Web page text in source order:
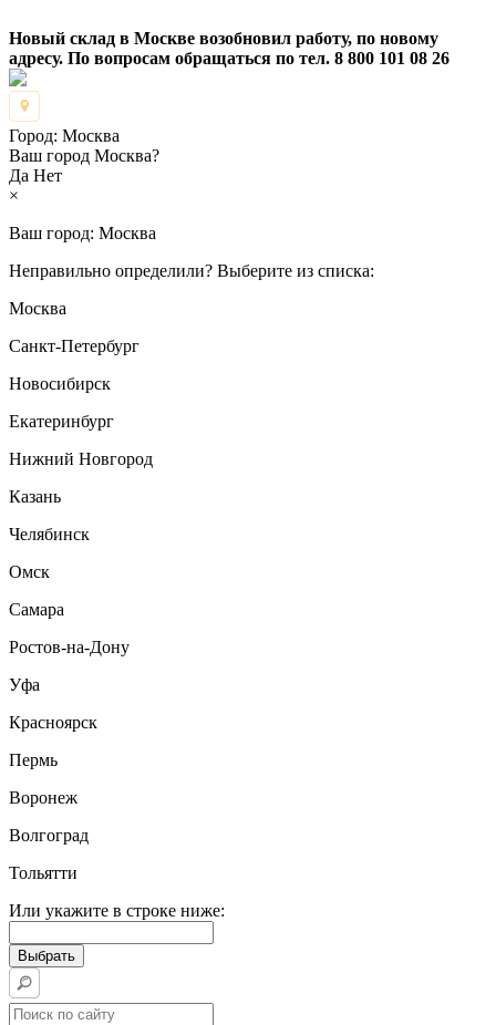
Новый склад в Москве возобновил работу, по новому
адресу. По вопросам обращаться по тел. 8 800 101 08 26
Город: Москва
Ваш город Москва?
Да Нет
×
Ваш город: Москва
Неправильно определили? Выберите из списка:
Москва
Санкт-Петербург
Новосибирск
Екатеринбург
Нижний Новгород
Казань
Челябинск
Омск
Самара
Ростов-на-Дону
Уфа
Красноярск
Пермь
Воронеж
Волгоград
Тольятти
Или укажите в строке ниже: